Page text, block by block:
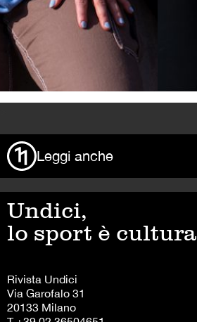
Leggi anche
Undici,
lo sport è cultura
Rivista Undici
Via Garofalo 31
20133 Milano